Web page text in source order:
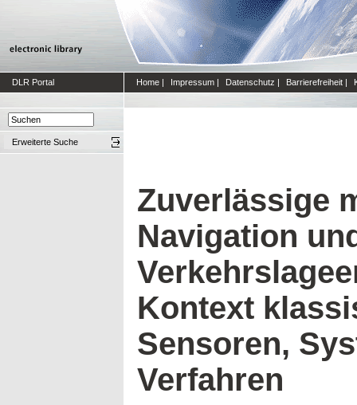
DLR Portal Home | Impressum | Datenschutz | Barrierefreiheit |
Erweiterte Suche
Zuverlässige
Navigation
Kontext
Sensoren,
Verfahren